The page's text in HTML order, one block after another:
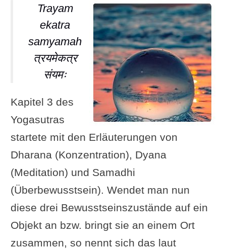
Trayam
ekatra
samyamah
त्रयमेकत्र
संयमः
Kapitel 3 des
Yogasutras
startete mit den Erläuterungen von
Dharana (Konzentration), Dyana
(Meditation) und Samadhi
(Überbewusstsein). Wendet man nun
diese drei Bewusstseinszustände auf ein
Objekt an bzw. bringt sie an einem Ort
zusammen, so nennt sich das laut